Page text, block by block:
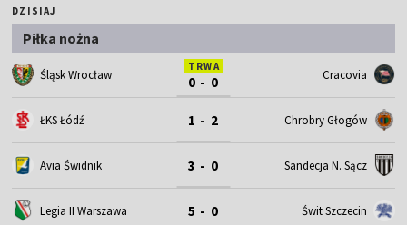
DZISIAJ
Piłka nożna
Śląsk Wrocław
TRWA
0 - 0 Cracovia
ŁKS Łódź 1 - 2 Chrobry Głogów
Avia Świdnik 3 - 0 Sandecja N. Sącz
Legia II Warszawa 5 - 0 Świt Szczecin